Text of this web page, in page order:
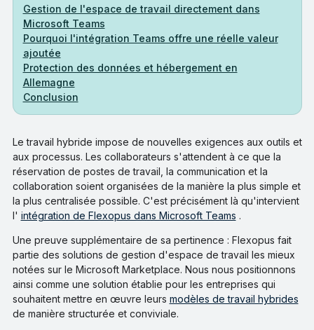
Gestion de l'espace de travail directement dans
Microsoft Teams
Pourquoi l'intégration Teams offre une réelle valeur
ajoutée
Protection des données et hébergement en
Allemagne
Conclusion
Le travail hybride impose de nouvelles exigences aux outils et
aux processus. Les collaborateurs s'attendent à ce que la
réservation de postes de travail, la communication et la
collaboration soient organisées de la manière la plus simple et
la plus centralisée possible. C'est précisément là qu'intervient
l' intégration de Flexopus dans Microsoft Teams .
Une preuve supplémentaire de sa pertinence : Flexopus fait
partie des solutions de gestion d'espace de travail les mieux
notées sur le Microsoft Marketplace. Nous nous positionnons
ainsi comme une solution établie pour les entreprises qui
souhaitent mettre en œuvre leurs modèles de travail hybrides
de manière structurée et conviviale.